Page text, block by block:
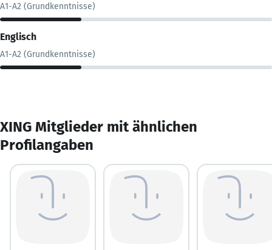
A1-A2 (Grundkenntnisse)
Englisch
A1-A2 (Grundkenntnisse)
XING Mitglieder mit ähnlichen
Profilangaben